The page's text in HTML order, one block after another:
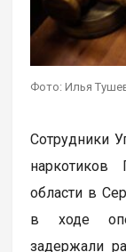
Фото: Илья
Сотрудники
области в
в ходе
задержали